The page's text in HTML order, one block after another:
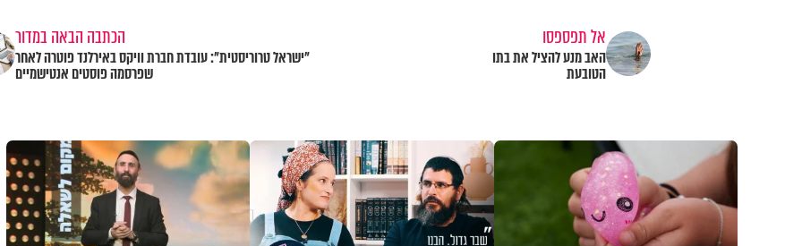
אל תפספסו
האב מנע להציל את בתו
הטובעת
הכתבה הבאה במדור
"ישראל טרוריסטית": עובדת חברת וויקס באירלנד פוטרה לאחר
שפרסמה פוסטים אנטישמיים